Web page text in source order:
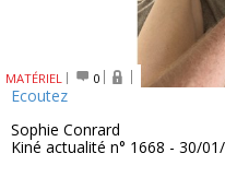
MATÉRIEL 0
Ecoutez
Sophie Conrard
Kiné actualité n° 1668 - 30/